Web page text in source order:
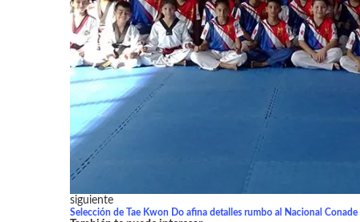
siguiente
Selección de Tae Kwon Do afina detalles rumbo al Nacional